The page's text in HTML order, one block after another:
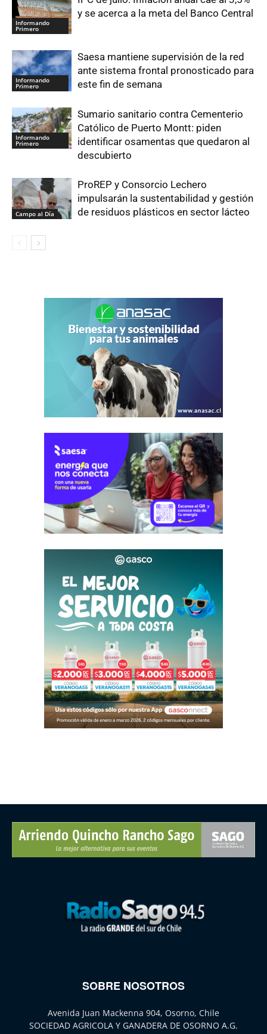
Informando
Primero
y se acerca a la meta del Banco Central
Informando
Primero
Saesa mantiene supervisión de la red
ante sistema frontal pronosticado para
este fin de semana
Informando
Primero
Sumario sanitario contra Cementerio
Católico de Puerto Montt: piden
identificar osamentas que quedaron al
descubierto
Campo al Día
ProREP y Consorcio Lechero
impulsarán la sustentabilidad y gestión
de residuos plásticos en sector lácteo
SOBRE NOSOTROS
Avenida Juan Mackenna 904, Osorno, Chile
SOCIEDAD AGRICOLA Y GANADERA DE OSORNO A.G.